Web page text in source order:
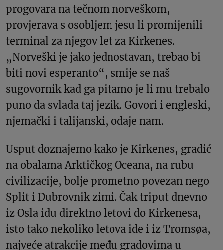
progovara na tečnom norveškom,
provjerava s osobljem jesu li promijenili
terminal za njegov let za Kirkenes.
„Norveški je jako jednostavan, trebao bi
biti novi esperanto“, smije se naš
sugovornik kad ga pitamo je li mu trebalo
puno da svlada taj jezik. Govori i engleski,
njemački i talijanski, odaje nam.
Usput doznajemo kako je Kirkenes, gradić
na obalama Arktičkog Oceana, na rubu
civilizacije, bolje prometno povezan nego
Split i Dubrovnik zimi. Čak triput dnevno
iz Osla idu direktno letovi do Kirkenesa,
isto tako nekoliko letova ide i iz Tromsøa,
najveće atrakcije među gradovima u